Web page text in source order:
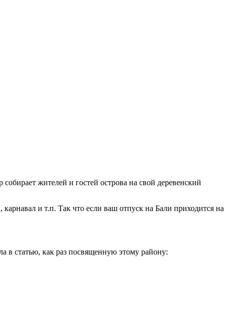
жителей и гостей острова на свой деревенский
и т.п. Так что если ваш отпуск на Бали приходится на
в статью, как раз посвященную этому району: